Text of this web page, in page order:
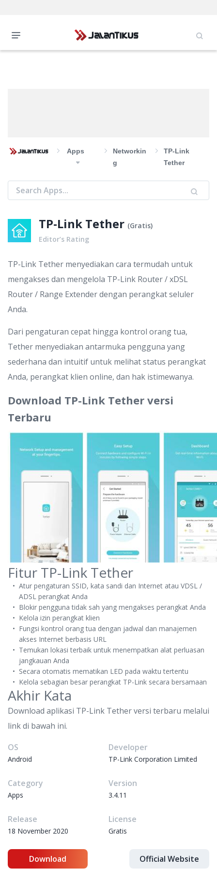
Apps
Networkin
G
TP-Link
Tether
TP-Link Tether (Gratis)
Editor’s Rating
TP-Link Tether menyediakan cara termudah untuk
mengakses dan mengelola TP-Link Router / xDSL
Router / Range Extender dengan perangkat seluler
Anda.
Dari pengaturan cepat hingga kontrol orang tua,
Tether menyediakan antarmuka pengguna yang
sederhana dan intuitif untuk melihat status perangkat
Anda, perangkat klien online, dan hak istimewanya.
Download TP-Link Tether versi
Terbaru
Fitur TP-Link Tether
Atur pengaturan SSID, kata sandi dan Internet atau VDSL /
ADSL perangkat Anda
Blokir pengguna tidak sah yang mengakses perangkat Anda
Kelola izin perangkat klien
Fungsi kontrol orang tua dengan jadwal dan manajemen
akses Internet berbasis URL
Temukan lokasi terbaik untuk menempatkan alat perluasan
jangkauan Anda
Secara otomatis mematikan LED pada waktu tertentu
Kelola sebagian besar perangkat TP-Link secara bersamaan
Akhir Kata
Download aplikasi TP-Link Tether versi terbaru melalui
link di bawah ini.
OS
Android
Developer
TP-Link Corporation Limited
Category
Apps
Version
3.4.11
Release
18 November 2020
License
Gratis
Download Official Website